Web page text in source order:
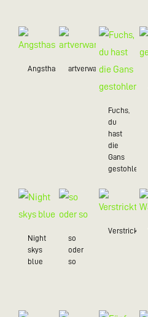
Angsthasen artverwandt
Fuchs,
du
hast
die
Gans
gestohlen
Night
skys
blue
so
oder
so
Verstrickt